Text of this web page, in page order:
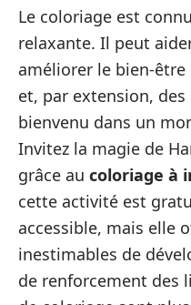
Le coloriage est
relaxante. Il peut
améliorer le bien-
et, par extension,
bienvenu dans un
Invitez la magie de
grâce au coloriage à
cette activité est
accessible, mais elle
inestimables de
de renforcement des